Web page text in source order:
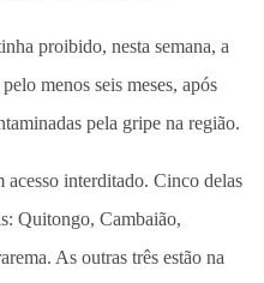
proibido, nesta semana, a
menos seis meses, após
pela gripe na região.
acesso interditado. Cinco delas
Quitongo, Cambaião,
As outras três estão na